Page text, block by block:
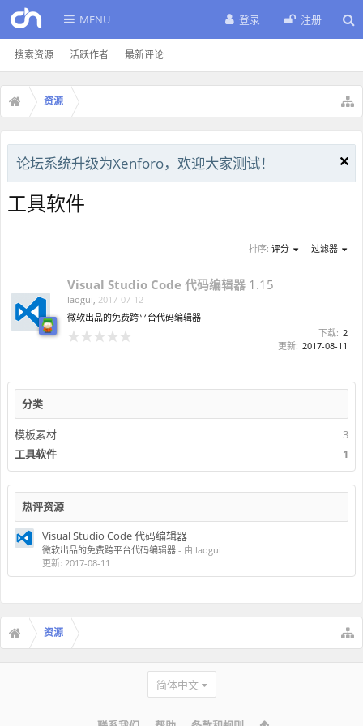
MENU
搜索资源 活跃作者 最新评论
登录 注册
资源
论坛系统升级为Xenforo，欢迎大家测试！
工具软件
分类
模板素材
3
工具软件
1
热评资源
Visual Studio Code 代码编辑器
微软出品的免费跨平台代码编辑器 - 由 laogui
更新: 2017-08-11
排序: 评分 过滤器
Visual Studio Code 代码编辑器 1.15
laogui, 2017-07-12
微软出品的免费跨平台代码编辑器
下载: 2
更新: 2017-08-11
资源
简体中文